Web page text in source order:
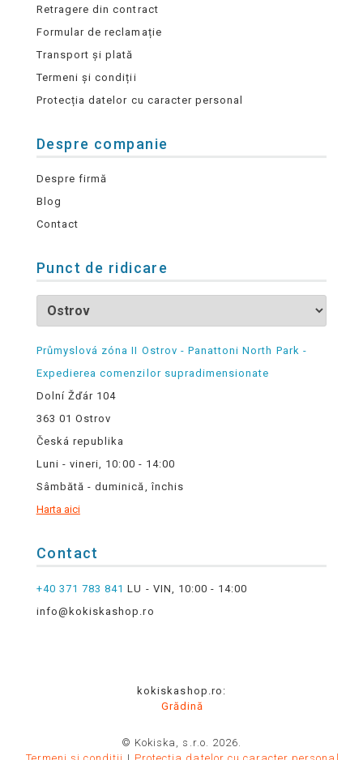
Retragere din contract
Formular de reclamație
Transport și plată
Termeni și condiții
Protecția datelor cu caracter personal
Despre companie
Despre firmă
Blog
Contact
Punct de ridicare
Průmyslová zóna II Ostrov - Panattoni North Park -
Expedierea comenzilor supradimensionate
Dolní Žďár 104
363 01 Ostrov
Česká republika
Luni - vineri, 10:00 - 14:00
Sâmbătă - duminică, închis
Harta aici
Contact
+40 371 783 841 LU - VIN, 10:00 - 14:00
info@kokiskashop.ro
kokiskashop.ro:
Grădină
© Kokiska, s.r.o. 2026.